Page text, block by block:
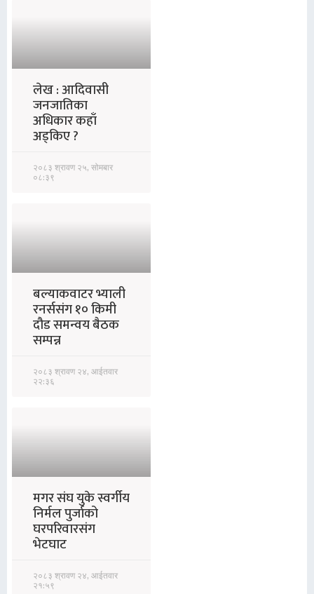
लेख : आदिवासी
जनजातिका
अधिकार कहाँ
अड्किए ?
२०८३ श्रावण २५, सोमबार
०८:३९
बल्याकवाटर भ्याली
रनर्ससंग १० किमी
दौड समन्वय बैठक
सम्पन्न
२०८३ श्रावण २४, आईतवार
२२:३६
मगर संघ युके स्वर्गीय
निर्मल पुर्जाको
घरपरिवारसंग
भेटघाट
२०८३ श्रावण २४, आईतवार
२१:५९